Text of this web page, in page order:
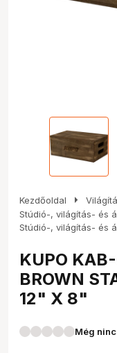
Kezdőoldal arrow_right
Stúdió-, világítás- és
Stúdió-, világítás- és
KUPO
BROWN
12" X 8"
Még